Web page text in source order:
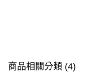
商品相關分類 (4)